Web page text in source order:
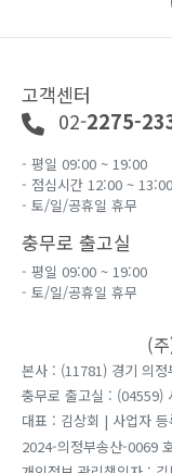
고객센터
02-2275-
- 평일 09:00 ~ 19:00
- 점심시간 12:00 ~ 13:00
- 토/일/공휴일 휴무
충무로 출고실
- 평일 09:00 ~ 19:00
- 토/일/공휴일 휴무
(
본사 : (11781) 경기 의
충무로 출고실 : (04559)
대표 : 김상회 | 사업자
2024-의정부송산-0069